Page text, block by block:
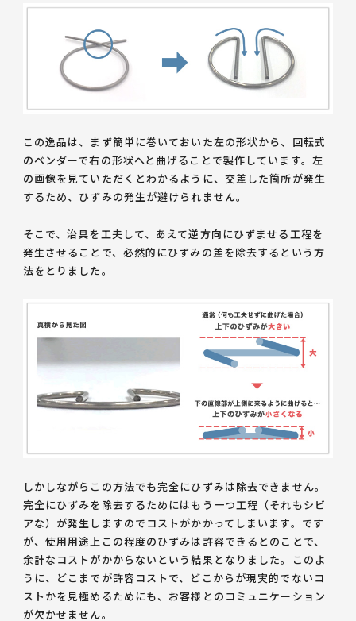
この逸品は、 まず簡単に巻いておいた左の形状から、回転式
のベンダーで右の形状へと曲げることで製作しています。左
の画像を見ていただくとわかるように、交差した箇所が発生
するため、ひずみの発生が避けられません。
そこで、治具を工夫して、あえて逆方向にひずませる工程を
発生させることで、必然的にひずみの差を除去するという方
法をとりました。
しかしながらこの方法でも完全にひずみは除去できません。
完全にひずみを除去するためにはもう一つ工程（それもシビ
アな）が発生しますのでコストがかかってしまいます。です
が、使用用途上この程度のひずみは許容できるとのことで、
余計なコストがかからないという結果となりました。このよ
うに、どこまでが許容コストで、どこからが現実的でないコ
ストかを見極めるためにも、お客様とのコミュニケーション
が欠かせません。